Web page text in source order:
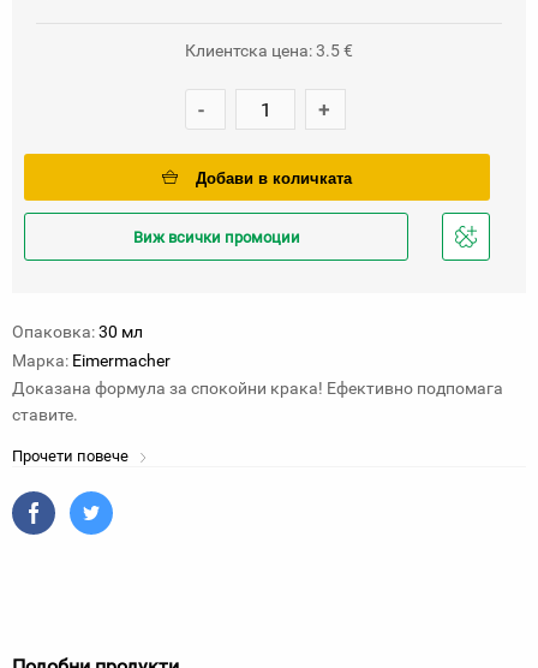
Клиентска цена: 3.5 €
- +
Добави в количката
Виж всички промоции
Добави
Опаковка:30 мл
Марка: Eimermacher
Доказана формула за спокойни крака! Ефективно подпомага
ставите.
Прочети повече